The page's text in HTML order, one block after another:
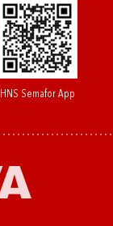
HNS Semafor App